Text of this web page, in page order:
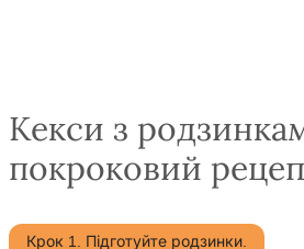
Кекси з
покроковий
Крок 1. Підготуйте родзинки.